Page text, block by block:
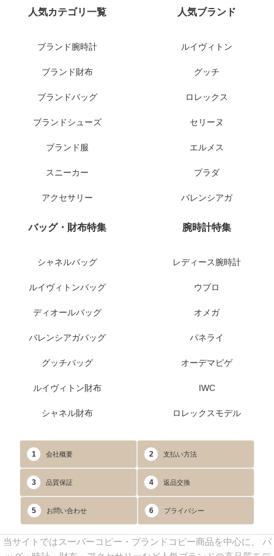
人気カテゴリ一覧
ブランド腕時計
ブランド財布
ブランドバッグ
ブランドシューズ
ブランド服
スニーカー
アクセサリー
人気ブランド
ルイヴィトン
グッチ
ロレックス
セリーヌ
エルメス
プラダ
バレンシアガ
バッグ・財布特集
シャネルバッグ
ルイヴィトンバッグ
ディオールバッグ
バレンシアガバッグ
グッチバッグ
ルイヴィトン財布
シャネル財布
腕時計特集
レディース腕時計
ウブロ
オメガ
パネライ
オーデマピゲ
IWC
ロレックスモデル
1 会社概要 2 支払い方法
3 品質保証 4 返品交換
5 お問い合わせ 6 プライバシー
当サイトではスーパーコピー・ブランドコピー商品を中心に、 バ